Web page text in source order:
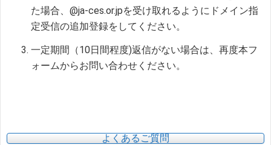
た場合、@ja-ces.or.jpを受け取れるようにドメイン指
定受信の追加登録をしてください。
一定期間（10日間程度)返信がない場合は、再度本フ
ォームからお問い合わせください。
よくあるご質問